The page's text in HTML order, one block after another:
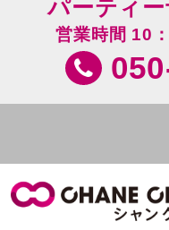
パーティ
営業時間 10